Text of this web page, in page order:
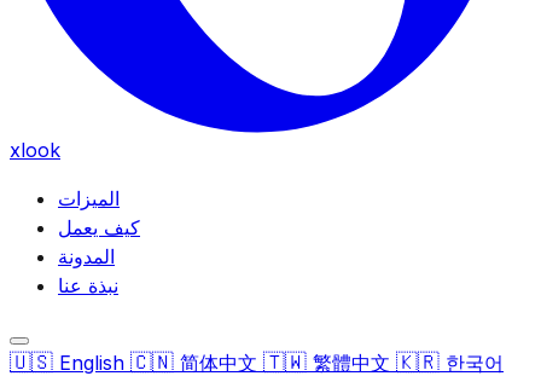
xlook
الميزات
كيف يعمل
المدونة
نبذة عنا
🇺🇸 English 🇨🇳 简体中文 🇹🇼 繁體中文 🇰🇷 한국어